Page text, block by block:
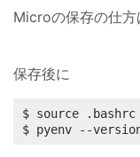
Microの保存の仕方
保存後に
$ source .bashrc
$ pyenv --